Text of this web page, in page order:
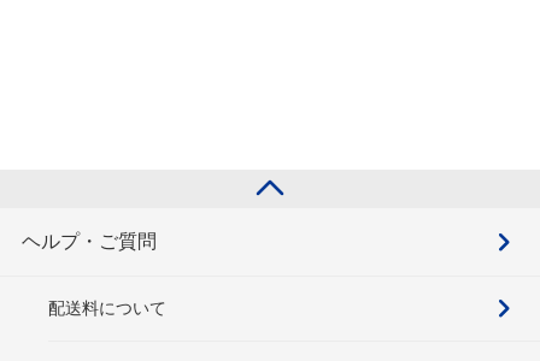
ヘルプ・ご質問
配送料について